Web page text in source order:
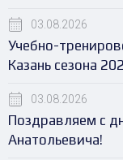
03.08.2026
Учебно-
Казань сезона
03.08.2026
Поздравляем с
Анатольевича!